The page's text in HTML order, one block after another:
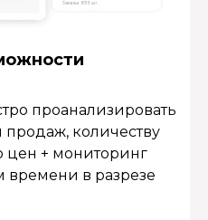
проанализировать
количеству
цен + мониторинг
времени в разрезе